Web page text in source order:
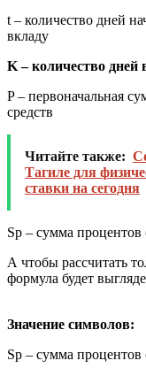
t – количество дней
вкладу
K – количество дней
P – первоначальная
средств
Читайте также:
Тагиле для
ставки на сегодня
Sp – сумма процентов
А чтобы рассчитать
формула будет
Значение символов:
Sp – сумма процентов